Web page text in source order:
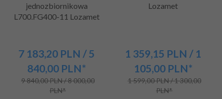
jednozbiornikowa
L700.FG400-11 Lozamet
7 183,20 PLN / 5
840,00 PLN*
9 840,00 PLN / 8 000,00
PLN*
Lozamet
1 359,15 PLN / 1
105,00 PLN*
1 599,00 PLN / 1 300,00
PLN*